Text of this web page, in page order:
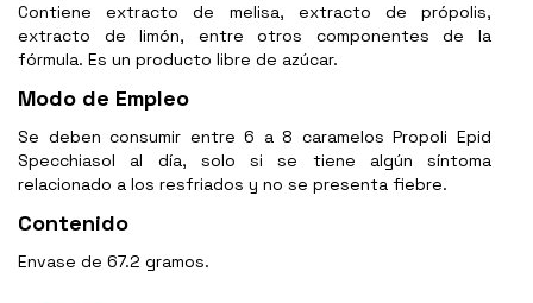
Contiene extracto de melisa, extracto de própolis,
extracto de limón, entre otros componentes de la
fórmula. Es un producto libre de azúcar.
Modo de Empleo
Se deben consumir entre 6 a 8 caramelos Propoli Epid
Specchiasol al día, solo si se tiene algún síntoma
relacionado a los resfriados y no se presenta fiebre.
Contenido
Envase de 67.2 gramos.